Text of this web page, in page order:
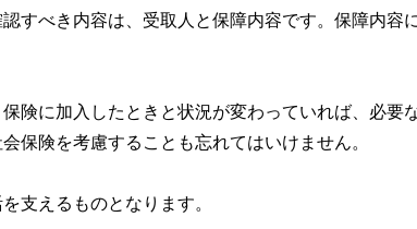
すべき内容は、受取人と保障内容です。保障内容
険に加入したときと状況が変わっていれば、必要
保険を考慮することも忘れてはいけません。
支えるものとなります。